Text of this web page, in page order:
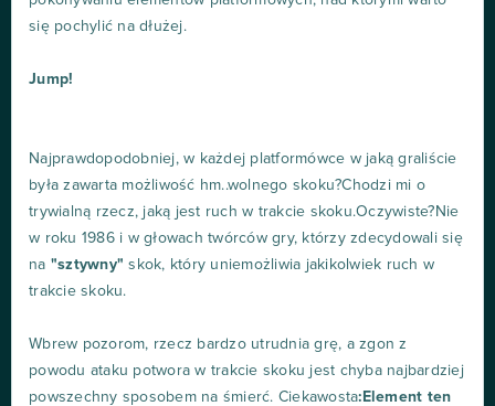
się pochylić na dłużej.
Jump!
Najprawdopodobniej, w każdej platformówce w jaką graliście
była zawarta możliwość hm..wolnego skoku?Chodzi mi o
trywialną rzecz, jaką jest ruch w trakcie skoku.Oczywiste?Nie
w roku 1986 i w głowach twórców gry, którzy zdecydowali się
na "sztywny" skok, który uniemożliwia jakikolwiek ruch w
trakcie skoku.
Wbrew pozorom, rzecz bardzo utrudnia grę, a zgon z
powodu ataku potwora w trakcie skoku jest chyba najbardziej
powszechny sposobem na śmierć. Ciekawosta:Element ten